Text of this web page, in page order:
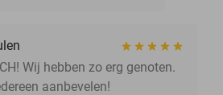
Wij hebben zo erg genoten.
aanbevelen!